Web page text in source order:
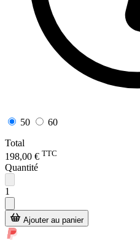
50
60
Total
198,00 € TTC
Quantité
1
Ajouter au panier